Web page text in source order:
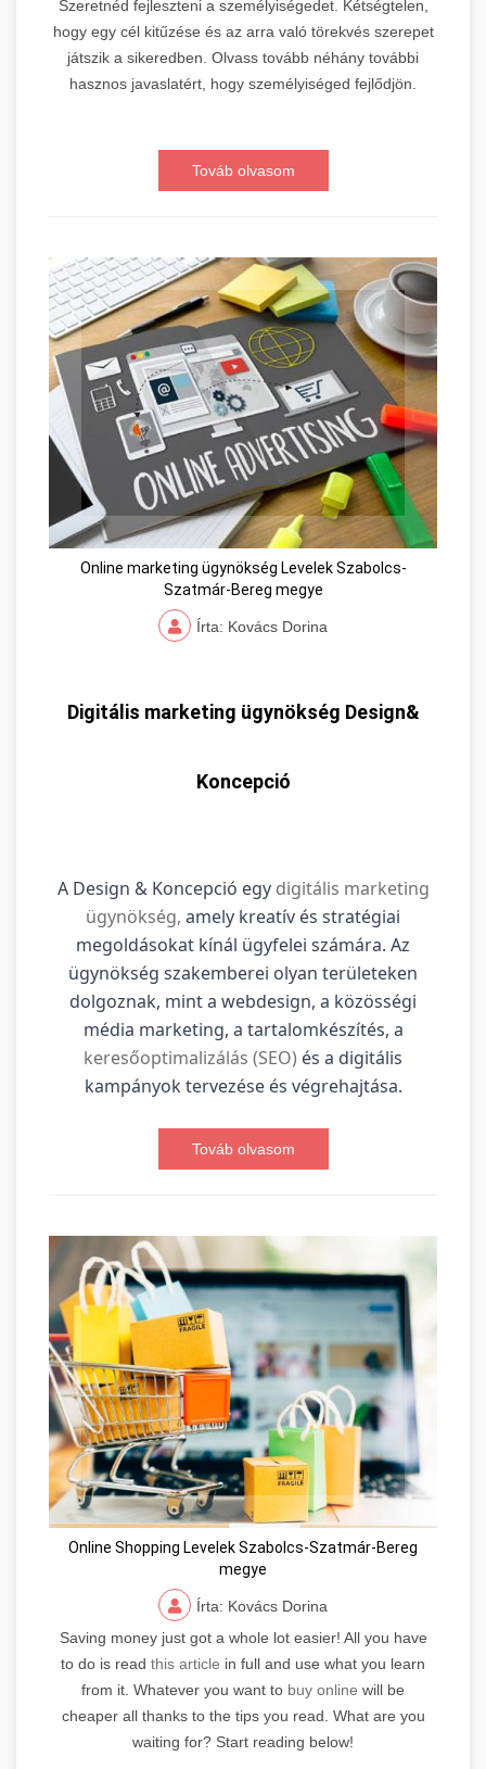
Szeretnéd fejleszteni a személyiségedet. Kétségtelen,
hogy egy cél kitűzése és az arra való törekvés szerepet
játszik a sikeredben. Olvass tovább néhány további
hasznos javaslatért, hogy személyiséged fejlődjön.
Továb olvasom
Online marketing ügynökség Levelek Szabolcs-
Szatmár-Bereg megye
Írta: Kovács Dorina
Digitális marketing ügynökség Design&
Koncepció
A Design & Koncepció egy digitális marketing
ügynökség, amely kreatív és stratégiai
megoldásokat kínál ügyfelei számára. Az
ügynökség szakemberei olyan területeken
dolgoznak, mint a webdesign, a közösségi
média marketing, a tartalomkészítés, a
keresőoptimalizálás (SEO) és a digitális
kampányok tervezése és végrehajtása.
Továb olvasom
Online Shopping Levelek Szabolcs-Szatmár-Bereg
megye
Írta: Kovács Dorina
Saving money just got a whole lot easier! All you have
to do is read this article in full and use what you learn
from it. Whatever you want to buy online will be
cheaper all thanks to the tips you read. What are you
waiting for? Start reading below!